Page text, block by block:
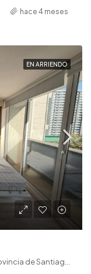
hace 4 meses
EN ARRIENDO